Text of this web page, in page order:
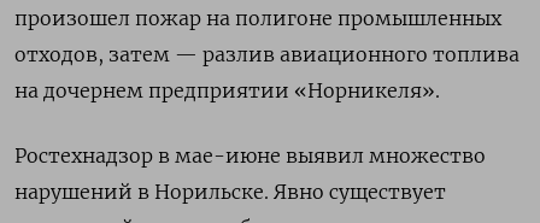
произошел пожар на полигоне промышленных
отходов, затем — разлив авиационного топлива
на дочернем предприятии «Норникеля».
Ростехнадзор в мае-июне выявил множество
нарушений в Норильске. Явно существует